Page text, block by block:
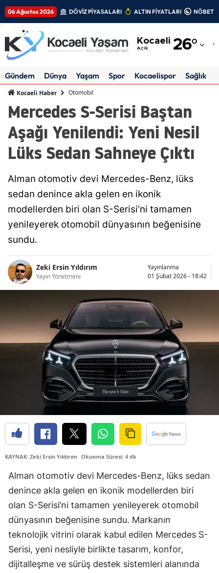
06 Ağustos 2026 DÖVİZ PİYASALARI ALTIN FİYATLARI
Kocaeli
Açık 26°
Adıyaman
Amasya
Ankara
Antalya
Aydın
Balıkesir
Bilecik
Bitlis
Bolu
Burdur
Bursa
Çanakkale
Çankırı
Çorum
Diyarbakır
Elazığ
Erzincan
Erzurum
Eskişehir
Gaziantep
Gündem Dünya Yaşam Spor Kocaelispor Sağlık
Kocaeli Haber Otomobil
Mercedes S-Serisi Baştan
Aşağı Yenilendi: Yeni Nesil
Lüks Sedan Sahneye Çıktı
Alman otomotiv devi Mercedes-Benz, lüks
sedan denince akla gelen en ikonik
modellerden biri olan S-Serisi’ni tamamen
yenileyerek otomobil dünyasının beğenisine
sundu.
Zeki Ersin Yıldırım
Yayın Yönetmeni
Yayınlanma
01 Şubat 2026 - 18:42
KAYNAK: Zeki Ersin Yıldırım Okunma Süresi: 4 dk
Alman otomotiv devi Mercedes-Benz, lüks sedan
denince akla gelen en ikonik modellerden biri
olan S-Serisi’ni tamamen yenileyerek otomobil
dünyasının beğenisine sundu. Markanın
teknolojik vitrini olarak kabul edilen Mercedes S-
Serisi, yeni nesliyle birlikte tasarım, konfor,
dijitalleşme ve sürüş destek sistemleri alanında